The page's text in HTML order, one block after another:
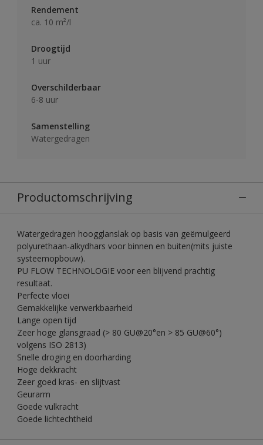
Rendement
ca. 10 m²/l
Droogtijd
1 uur
Overschilderbaar
6-8 uur
Samenstelling
Watergedragen
Productomschrijving
Watergedragen hoogglanslak op basis van geëmulgeerd
polyurethaan-alkydhars voor binnen en buiten(mits juiste
systeemopbouw).
PU FLOW TECHNOLOGIE voor een blijvend prachtig
resultaat.
Perfecte vloei
Gemakkelijke verwerkbaarheid
Lange open tijd
Zeer hoge glansgraad (> 80 GU@20°en > 85 GU@60°)
volgens ISO 2813)
Snelle droging en doorharding
Hoge dekkracht
Zeer goed kras- en slijtvast
Geurarm
Goede vulkracht
Goede lichtechtheid